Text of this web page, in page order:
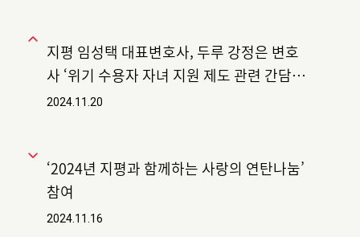
지평 임성택 대표변호사, 두루 강정은 변호
사 ‘위기 수용자 자녀 지원 제도 관련 간담
회’ 참석
2024.11.20
‘2024년 지평과 함께하는 사랑의 연탄나눔’
참여
2024.11.16